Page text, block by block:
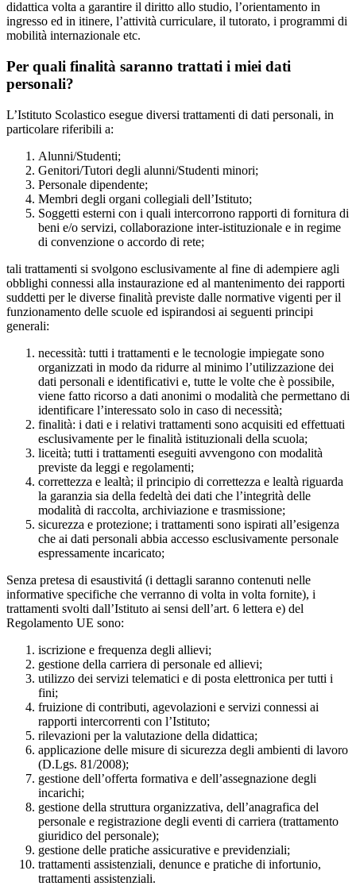
didattica volta a garantire il diritto allo studio, l’orientamento in
ingresso ed in itinere, l’attività curriculare, il tutorato, i programmi di
mobilità internazionale etc.
Per quali finalità saranno trattati i miei dati
personali?
L’Istituto Scolastico esegue diversi trattamenti di dati personali, in
particolare riferibili a:
Alunni/Studenti;
Genitori/Tutori degli alunni/Studenti minori;
Personale dipendente;
Membri degli organi collegiali dell’Istituto;
Soggetti esterni con i quali intercorrono rapporti di fornitura di
beni e/o servizi, collaborazione inter-istituzionale e in regime
di convenzione o accordo di rete;
tali trattamenti si svolgono esclusivamente al fine di adempiere agli
obblighi connessi alla instaurazione ed al mantenimento dei rapporti
suddetti per le diverse finalità previste dalle normative vigenti per il
funzionamento delle scuole ed ispirandosi ai seguenti principi
generali:
necessità: tutti i trattamenti e le tecnologie impiegate sono
organizzati in modo da ridurre al minimo l’utilizzazione dei
dati personali e identificativi e, tutte le volte che è possibile,
viene fatto ricorso a dati anonimi o modalità che permettano di
identificare l’interessato solo in caso di necessità;
finalità: i dati e i relativi trattamenti sono acquisiti ed effettuati
esclusivamente per le finalità istituzionali della scuola;
liceità; tutti i trattamenti eseguiti avvengono con modalità
previste da leggi e regolamenti;
correttezza e lealtà; il principio di correttezza e lealtà riguarda
la garanzia sia della fedeltà dei dati che l’integrità delle
modalità di raccolta, archiviazione e trasmissione;
sicurezza e protezione; i trattamenti sono ispirati all’esigenza
che ai dati personali abbia accesso esclusivamente personale
espressamente incaricato;
Senza pretesa di esaustivitá (i dettagli saranno contenuti nelle
informative specifiche che verranno di volta in volta fornite), i
trattamenti svolti dall’Istituto ai sensi dell’art. 6 lettera e) del
Regolamento UE sono:
iscrizione e frequenza degli allievi;
gestione della carriera di personale ed allievi;
utilizzo dei servizi telematici e di posta elettronica per tutti i
fini;
fruizione di contributi, agevolazioni e servizi connessi ai
rapporti intercorrenti con l’Istituto;
rilevazioni per la valutazione della didattica;
applicazione delle misure di sicurezza degli ambienti di lavoro
(D.Lgs. 81/2008);
gestione dell’offerta formativa e dell’assegnazione degli
incarichi;
gestione della struttura organizzativa, dell’anagrafica del
personale e registrazione degli eventi di carriera (trattamento
giuridico del personale);
gestione delle pratiche assicurative e previdenziali;
trattamenti assistenziali, denunce e pratiche di infortunio,
trattamenti assistenziali.